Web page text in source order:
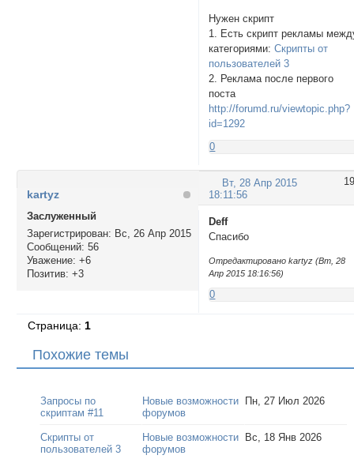
Нужен скрипт
1. Есть скрипт рекламы
категориями:Скрипты от
пользователей 3
2. Реклама после первого
поста
http://forumd.ru/viewtopic.php?
id=1292
0
19
Вт, 28 Апр 2015
18:11:56
kartyz
Заслуженный
Зарегистрирован: Вс, 26 Апр 2015
Сообщений: 56
Уважение: +6
Позитив: +3
Deff
Спасибо
Отредактировано kartyz (Вт, 28
Апр 2015 18:16:56)
0
Страница: 1
Похожие темы
Запросы по
скриптам #11
Новые возможности
форумов
Пн, 27 Июл 2026
Скрипты от
пользователей 3
Новые возможности
форумов
Вс, 18 Янв 2026